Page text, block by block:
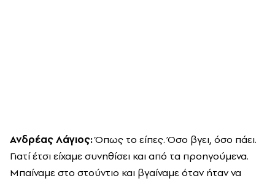
Ανδρέας Λάγιος:Όπως το είπες. Όσο βγει, όσο πάει.
Γιατί έτσι είχαμε συνηθίσει και από τα προηγούμενα.
Μπαίναμε στο στούντιο και βγαίναμε όταν ήταν να